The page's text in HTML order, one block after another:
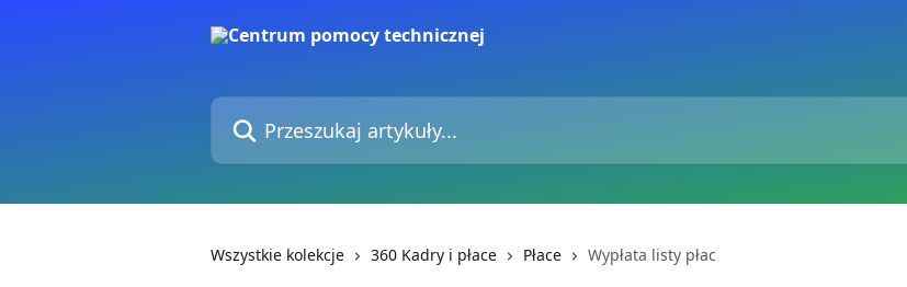
Przeszukaj artykuły...
Wszystkie kolekcje 360 Kadry i płace Płace Wypłata listy płac